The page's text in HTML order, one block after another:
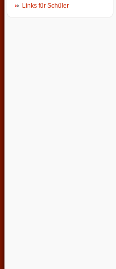
Links für Schüler